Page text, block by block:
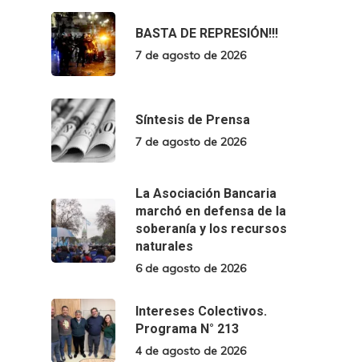
BASTA DE REPRESIÓN!!!
7 de agosto de 2026
Síntesis de Prensa
7 de agosto de 2026
La Asociación Bancaria
marchó en defensa de la
soberanía y los recursos
naturales
6 de agosto de 2026
Intereses Colectivos.
Programa N° 213
4 de agosto de 2026